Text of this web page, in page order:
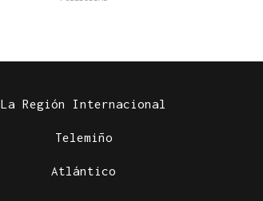
La Región Internacional
Telemiño
Atlántico